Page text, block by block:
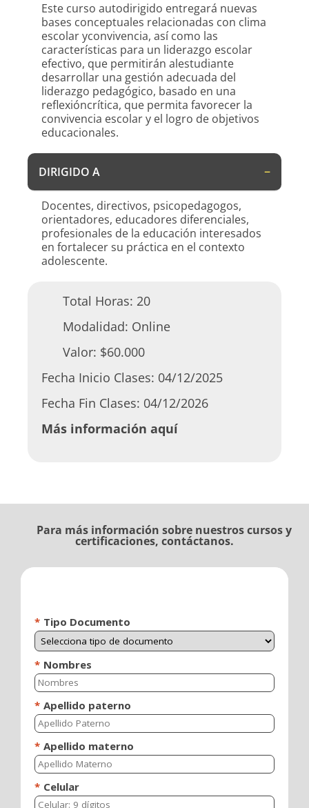
Este curso autodirigido entregará nuevas
bases conceptuales relacionadas con clima
escolar yconvivencia, así como las
características para un liderazgo escolar
efectivo, que permitirán alestudiante
desarrollar una gestión adecuada del
liderazgo pedagógico, basado en una
reflexióncrítica, que permita favorecer la
convivencia escolar y el logro de objetivos
educacionales.
DIRIGIDO A
Docentes, directivos, psicopedagogos,
orientadores, educadores diferenciales,
profesionales de la educación interesados
en fortalecer su práctica en el contexto
adolescente.
Total Horas: 20
Modalidad: Online
Valor: $60.000
Fecha Inicio Clases: 04/12/2025
Fecha Fin Clases: 04/12/2026
Más información aquí
Para más información sobre nuestros cursos y
certificaciones, contáctanos.